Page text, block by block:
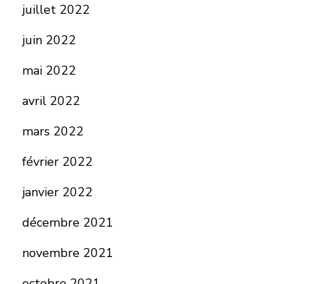
juillet 2022
juin 2022
mai 2022
avril 2022
mars 2022
février 2022
janvier 2022
décembre 2021
novembre 2021